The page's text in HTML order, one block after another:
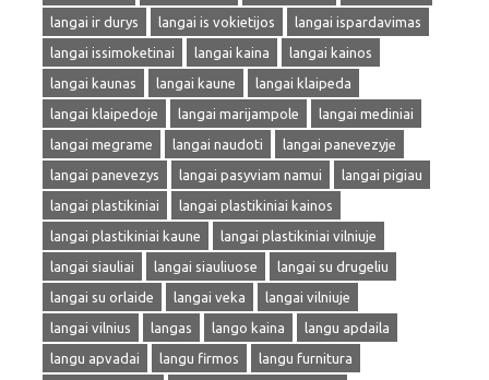
langai ir durys
langai is vokietijos
langai ispardavimas
langai issimoketinai
langai kaina
langai kainos
langai kaunas
langai kaune
langai klaipeda
langai klaipedoje
langai marijampole
langai mediniai
langai megrame
langai naudoti
langai panevezyje
langai panevezys
langai pasyviam namui
langai pigiau
langai plastikiniai
langai plastikiniai kainos
langai plastikiniai kaune
langai plastikiniai vilniuje
langai siauliai
langai siauliuose
langai su drugeliu
langai su orlaide
langai veka
langai vilniuje
langai vilnius
langas lango kaina
langu apdaila
langu apvadai
langu firmos
langu furnitura